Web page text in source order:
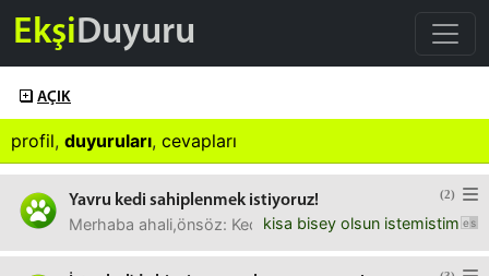
EkşiDuyuru
AÇIK
profil, duyuruları, cevapları
(2)
Yavru kedi sahiplenmek istiyoruz!
kisa bisey olsun istemistim
Merhaba ahali,önsöz: Kedi manyağı bir insanım.